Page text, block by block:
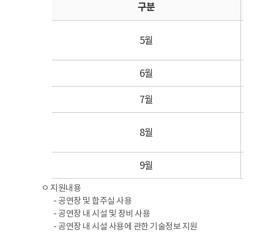
구분
5월
6월
7월
8월
9월
ㅇ 지원내용
- 공연장 및 합주실 사용
- 공연장 내 시설 및 장비 사용
- 공연장 내 시설 사용에 관한 기술정보 지원